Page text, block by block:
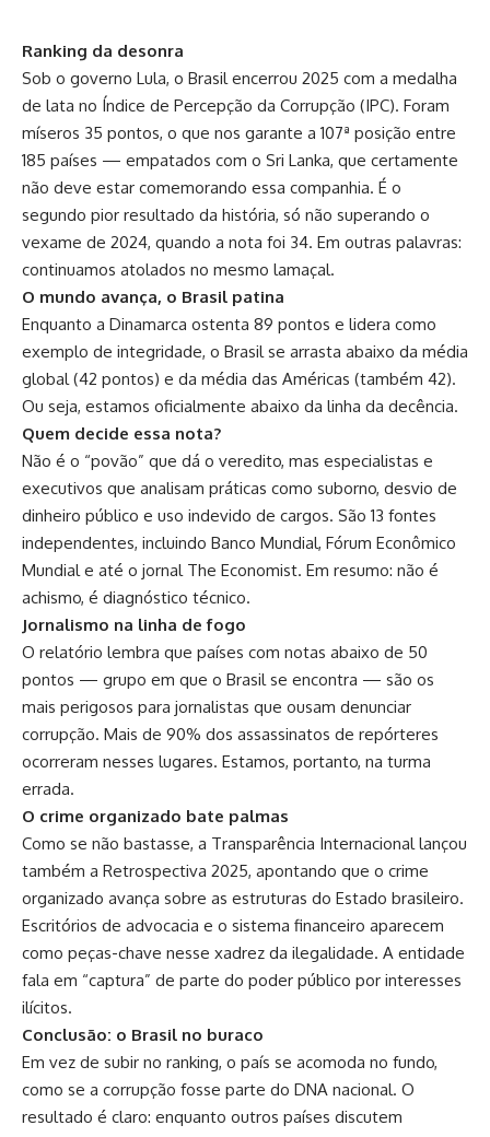
Ranking da desonra
Sob o governo Lula, o Brasil encerrou 2025 com a medalha
de lata no Índice de Percepção da Corrupção (IPC). Foram
míseros 35 pontos, o que nos garante a 107ª posição entre
185 países — empatados com o Sri Lanka, que certamente
não deve estar comemorando essa companhia. É o
segundo pior resultado da história, só não superando o
vexame de 2024, quando a nota foi 34. Em outras palavras:
continuamos atolados no mesmo lamaçal.
O mundo avança, o Brasil patina
Enquanto a Dinamarca ostenta 89 pontos e lidera como
exemplo de integridade, o Brasil se arrasta abaixo da média
global (42 pontos) e da média das Américas (também 42).
Ou seja, estamos oficialmente abaixo da linha da decência.
Quem decide essa nota?
Não é o “povão” que dá o veredito, mas especialistas e
executivos que analisam práticas como suborno, desvio de
dinheiro público e uso indevido de cargos. São 13 fontes
independentes, incluindo Banco Mundial, Fórum Econômico
Mundial e até o jornal The Economist. Em resumo: não é
achismo, é diagnóstico técnico.
Jornalismo na linha de fogo
O relatório lembra que países com notas abaixo de 50
pontos — grupo em que o Brasil se encontra — são os
mais perigosos para jornalistas que ousam denunciar
corrupção. Mais de 90% dos assassinatos de repórteres
ocorreram nesses lugares. Estamos, portanto, na turma
errada.
O crime organizado bate palmas
Como se não bastasse, a Transparência Internacional lançou
também a Retrospectiva 2025, apontando que o crime
organizado avança sobre as estruturas do Estado brasileiro.
Escritórios de advocacia e o sistema financeiro aparecem
como peças-chave nesse xadrez da ilegalidade. A entidade
fala em “captura” de parte do poder público por interesses
ilícitos.
Conclusão: o Brasil no buraco
Em vez de subir no ranking, o país se acomoda no fundo,
como se a corrupção fosse parte do DNA nacional. O
resultado é claro: enquanto outros países discutem